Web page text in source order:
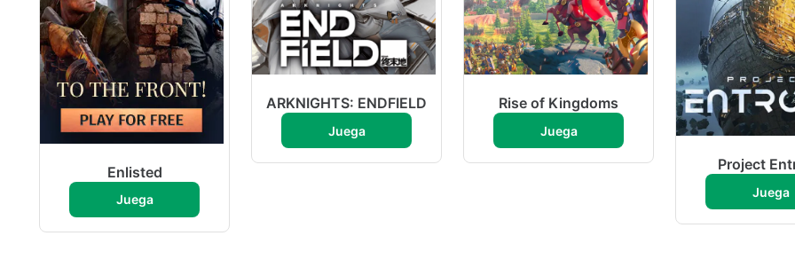
Enlisted
Juega
ARKNIGHTS: ENDFIELD
Juega
Rise of Kingdoms
Juega
Project
Juega